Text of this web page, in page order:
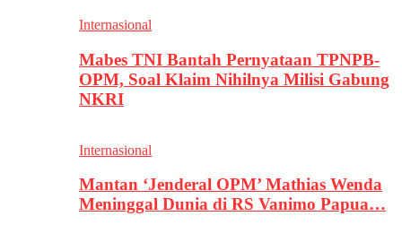
Internasional
Mabes TNI Bantah Pernyataan TPNPB-
OPM, Soal Klaim Nihilnya Milisi Gabung
NKRI
Internasional
Mantan ‘Jenderal OPM’ Mathias Wenda
Meninggal Dunia di RS Vanimo Papua…